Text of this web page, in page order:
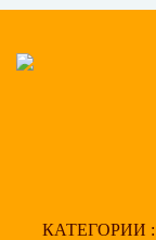
КАТЕГОРИИ :